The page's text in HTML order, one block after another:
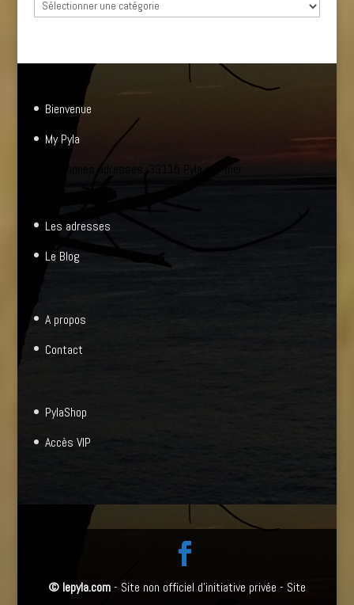
Catégories
Bienvenue
My Pyla
Les bonnes adresses, 33115 Pyla sur mer
Les adresses
Le Blog
A propos
Contact
PylaShop
Accès VIP
© lepyla.com- Site non officiel d'initiative privée - Site